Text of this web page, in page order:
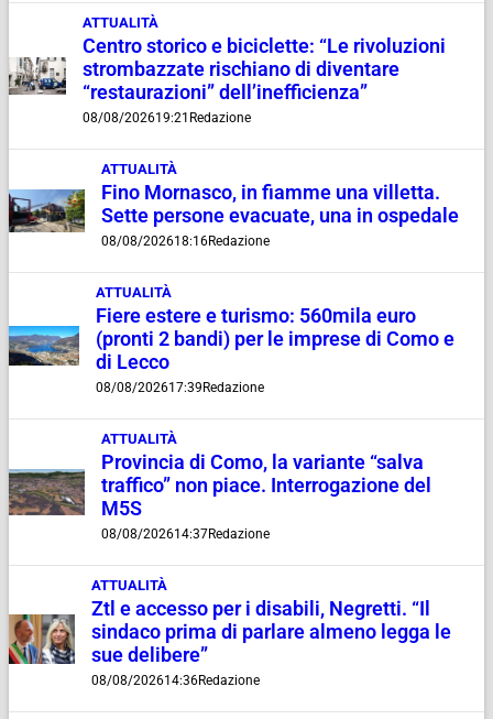
ATTUALITÀ
Centro storico e biciclette: “Le rivoluzioni
strombazzate rischiano di diventare
“restaurazioni” dell’inefficienza”
08/08/202619:21 Redazione
ATTUALITÀ
Fino Mornasco, in fiamme una villetta.
Sette persone evacuate, una in ospedale
08/08/202618:16Redazione
ATTUALITÀ
Fiere estere e turismo: 560mila euro
(pronti 2 bandi) per le imprese di Como e
di Lecco
08/08/202617:39 Redazione
ATTUALITÀ
Provincia di Como, la variante “salva
traffico” non piace. Interrogazione del
M5S
08/08/202614:37Redazione
ATTUALITÀ
Ztl e accesso per i disabili, Negretti. “Il
sindaco prima di parlare almeno legga le
sue delibere”
08/08/202614:36Redazione